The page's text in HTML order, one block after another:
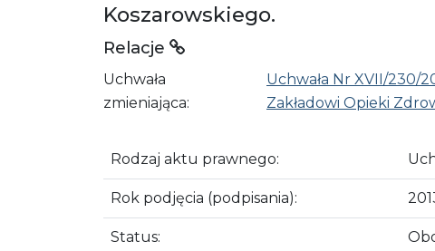
Koszarowskiego.
Relacje
Uchwała
zmieniająca:
Uchwała Nr XVII/230/
Zakładowi Opieki
Rodzaj aktu prawnego:
Rok podjęcia (podpisania):
Status: